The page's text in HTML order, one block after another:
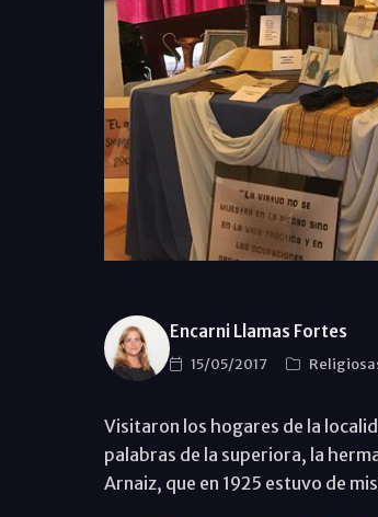
Encarni Llamas Fortes
15/05/2017
Visitaron los hogares de la
palabras de la superiora, la
Arnaiz, que en 1925 estuvo de